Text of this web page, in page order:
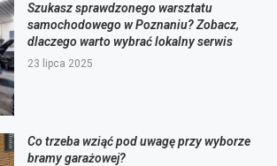
Szukasz sprawdzonego warsztatu
samochodowego w Poznaniu? Zobacz,
dlaczego warto wybrać lokalny serwis
23 lipca 2025
Co trzeba wziąć pod uwagę przy wyborze
bramy garażowej?